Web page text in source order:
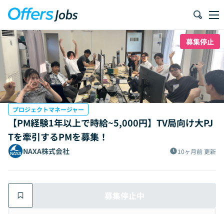
募集停止
プロジェクトマネージャー
【PM経験1年以上で時給~5,000円】TV局向け大PJ
Tを牽引するPMを募集！
NAXA株式会社 10ヶ月前 更新
募集停止中